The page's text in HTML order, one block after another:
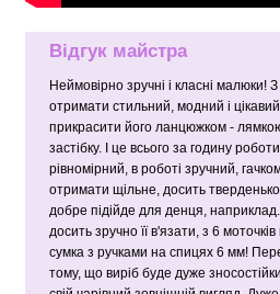
Відгук майстра
Неймовірно зручні і класні малюки!
отримати стильний, модний і
прикрасити його ланцюжком -
застібку. І це всього за годину
рівномірний, в роботі зручний,
отримати щільне, досить
добре підійде для денця,
досить зручно її в'язати, з 6
сумка з ручками на спицях 6 мм!
тому, що виріб буде дуже